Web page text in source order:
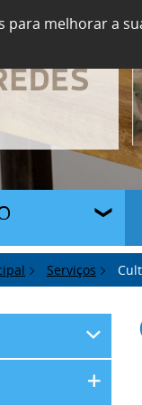
para melhorar a
Serviços